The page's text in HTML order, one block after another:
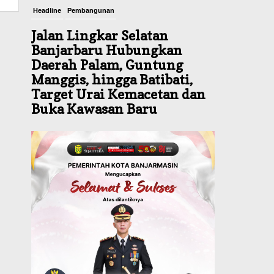
Headline Pembangunan
Jalan Lingkar Selatan
Banjarbaru Hubungkan
Daerah Palam, Guntung
Manggis, hingga Batibati,
Target Urai Kemacetan dan
Buka Kawasan Baru
Agustus 8, 2026
Headline
Panaskan Kembali Arena
Panjat Tebing, FPTI
Banjarmasin Siapkan
Sirkuit se-Kalsel
Agustus 8, 2026